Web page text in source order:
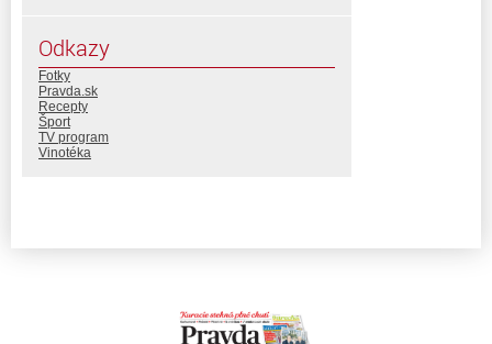
Odkazy
Fotky
Pravda.sk
Recepty
Šport
TV program
Vinotéka